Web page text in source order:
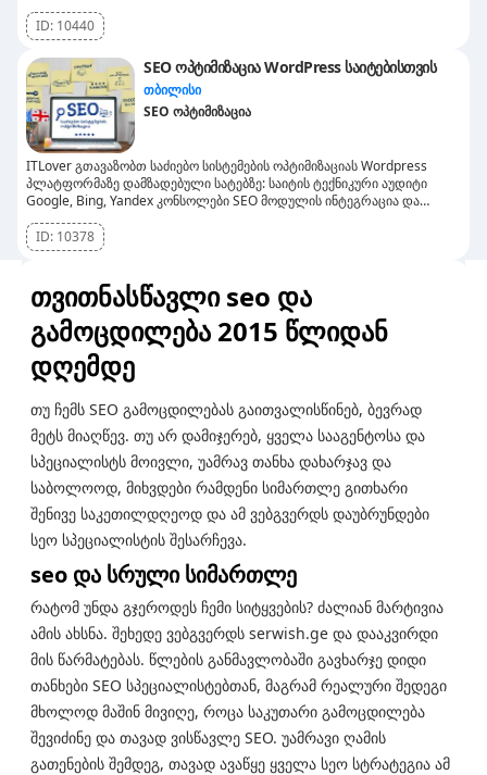
სტატისტიკურ შედარებას. 5. SERP ანალიზს კონკრეტულ შესაბამის
ნიშაში.
ID: 10440
SEO ოპტიმიზაცია WordPress საიტებისთვის
თბილისი
SEO ოპტიმიზაცია
ITLover გთავაზობთ საძიებო სისტემების ოპტიმიზაციას Wordpress
პლატფორმაზე დამზადებული სატებზე: საიტის ტექნიკური აუდიტი
Google, Bing, Yandex კონსოლები SEO მოდულის ინტეგრაცია და
სტატისტიკის სკრიპტები საძიებო სიტყვების კვლევა კონკურენტების
კვლევა Google, Bing ბიზნეს პროფილი სტრუქტურული მარკირება
ID: 10378
თვითნასწავლი seo და
გამოცდილება 2015 წლიდან
დღემდე
თუ ჩემს SEO გამოცდილებას გაითვალისწინებ, ბევრად
მეტს მიაღწევ. თუ არ დამიჯერებ, ყველა სააგენტოსა და
სპეციალისტს მოივლი, უამრავ თანხა დახარჯავ და
საბოლოოდ, მიხვდები რამდენი სიმართლე გითხარი
შენივე საკეთილდღეოდ და ამ ვებგვერდს დაუბრუნდები
სეო სპეციალისტის შესარჩევა.
seo და სრული სიმართლე
რატომ უნდა გჯეროდეს ჩემი სიტყვების? ძალიან მარტივია
ამის ახსნა. შეხედე ვებგვერდს serwish.ge და დააკვირდი
მის წარმატებას. წლების განმავლობაში გავხარჯე დიდი
თანხები SEO სპეციალისტებთან, მაგრამ რეალური შედეგი
მხოლოდ მაშინ მივიღე, როცა საკუთარი გამოცდილება
შევიძინე და თავად ვისწავლე SEO. უამრავი ღამის
გათენების შემდეგ, თავად ავაწყე ყველა სეო სტრატეგია ამ